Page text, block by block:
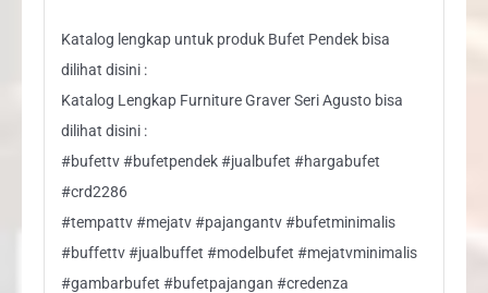
Katalog lengkap untuk produk Bufet Pendek bisa
dilihat disini :
Katalog Lengkap Furniture Graver Seri Agusto bisa
dilihat disini :
#bufettv #bufetpendek #jualbufet #hargabufet
#crd2286
#tempattv #mejatv #pajangantv #bufetminimalis
#buffettv #jualbuffet #modelbufet #mejatvminimalis
#gambarbufet #bufetpajangan #credenza